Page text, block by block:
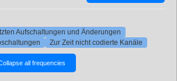
Aufschaltungen und Änderungen
Zur Zeit nicht codierte Kanäle